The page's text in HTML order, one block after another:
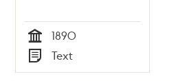
Tid
1890
Typ
Text